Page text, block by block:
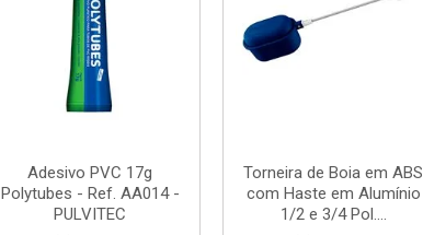
Adesivo PVC 17g
Polytubes - Ref. AA014 -
PULVITEC
Torneira de Boia em ABS
com Haste em Alumínio
1/2 e 3/4 Pol....